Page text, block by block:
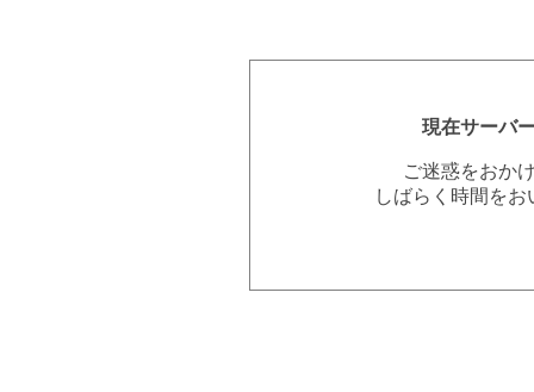
現在サーバ
ご迷惑をおか
しばらく時間を